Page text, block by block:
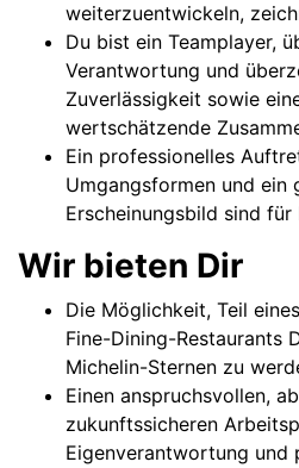
weiterzuentwickeln,
Du bist ein Teamplayer,
Verantwortung und
Zuverlässigkeit sowie
wertschätzende
Ein professionelles
Umgangsformen und ein
Erscheinungsbild sind
Wir bieten Dir
Die Möglichkeit, Teil
Fine-Dining-Restaurants
Michelin-Sternen zu
Einen anspruchsvollen,
zukunftssicheren
Eigenverantwortung und